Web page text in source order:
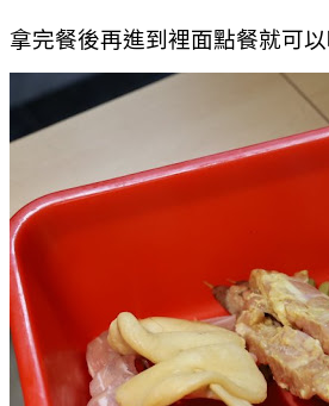
拿完餐後再進到裡面點餐就可